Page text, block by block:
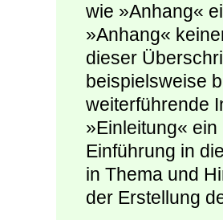
wie »Anhang«
»Anhang«
dieser
beispielsweise
weiterführende
»Einleitung«
Einführung in
in Thema und
der Erstellung